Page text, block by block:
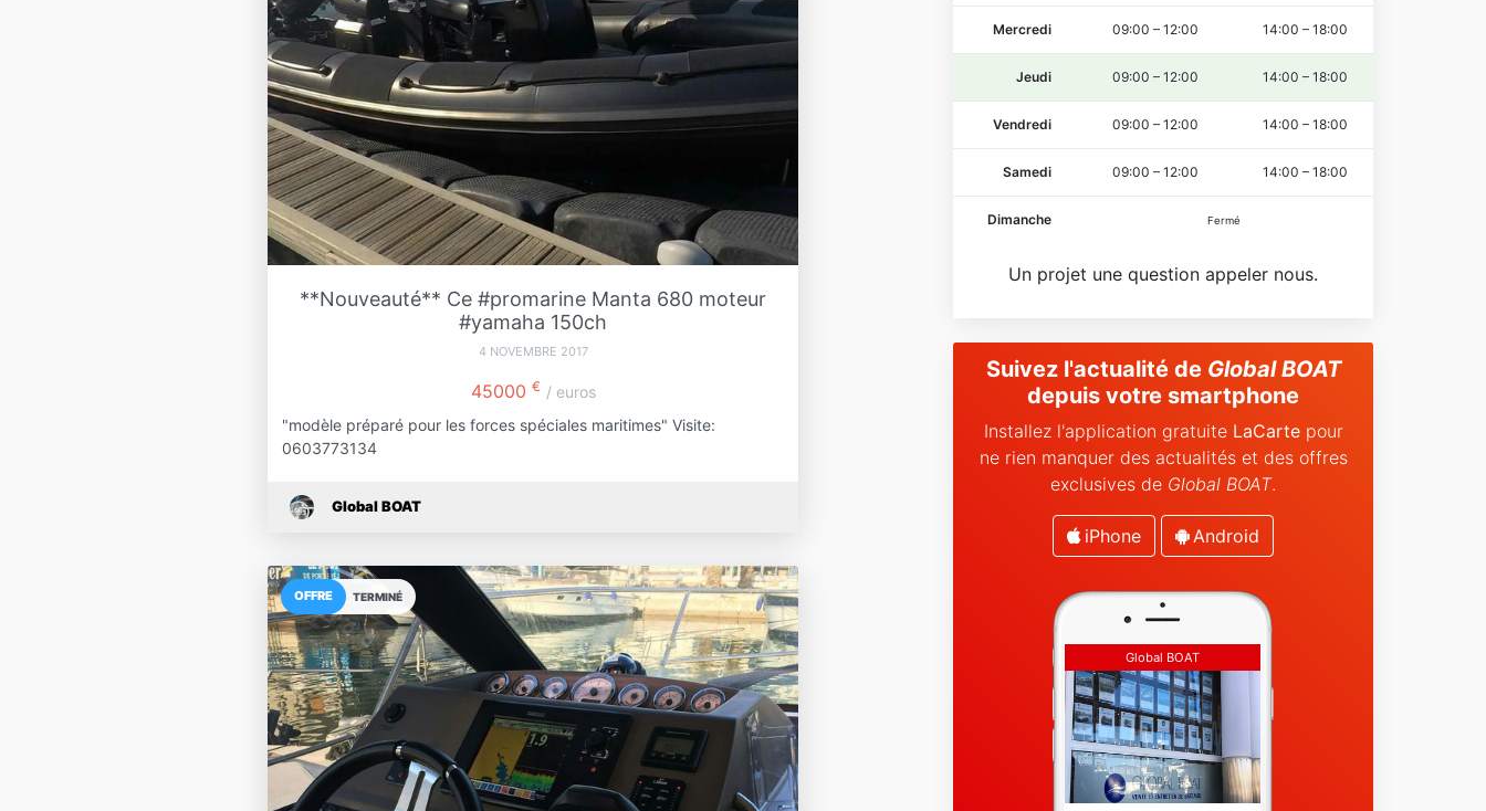
**Nouveauté** Ce #promarine Manta 680 moteur
#yamaha 150ch
4 NOVEMBRE 2017
45000 € / euros
"modèle préparé pour les forces spéciales maritimes" Visite:
0603773134
Global BOAT
TERMINÉ
OFFRE
Mercredi 09:00 – 12:00 14:00 – 18:00
Jeudi 09:00 – 12:00 14:00 – 18:00
Vendredi 09:00 – 12:00 14:00 – 18:00
Samedi 09:00 – 12:00 14:00 – 18:00
Dimanche Fermé
Un projet une question appeler nous.
Suivez l'actualité de Global BOAT
depuis votre smartphone
Installez l'application gratuite LaCartepour
ne rien manquer des actualités et des offres
exclusives de Global BOAT.
iPhone Android
Global BOAT